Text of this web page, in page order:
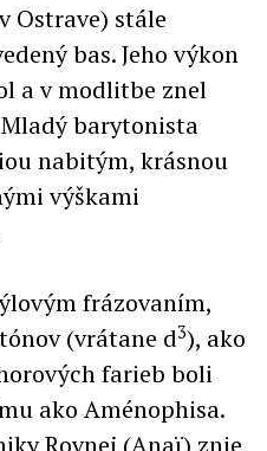
Ostrave) stále
bas. Jeho výkon
a v modlitbe znel
barytonista
nabitým, krásnou
výškami
frázovaním,
(vrátane d3), ako
farieb boli
ako Aménophisa.
Rovnej (Anaï) znie